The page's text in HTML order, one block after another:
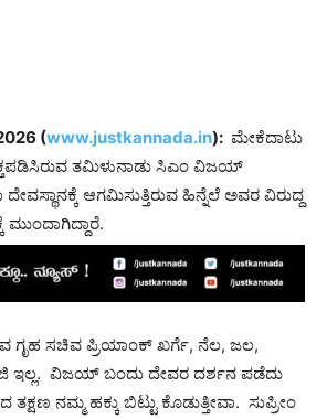
(www.justkannada.in): ಮೇಕೆದಾಟು
ತಮಿಳುನಾಡು ಸಿಎಂ ವಿಜಯ್
ಆಗಮಿಸುತ್ತಿರುವ ಹಿನ್ನೆಲೆ ಅವರ ವಿರುದ್ದ
ಮುಂದಾಗಿದ್ದಾರೆ.
ಗೃಹ ಸಚಿವ ಪ್ರಿಯಾಂಕ್ ಖರ್ಗೆ, ನೆಲ, ಜಲ,
ಇಲ್ಲ. ವಿಜಯ್ ಬಂದು ದೇವರ ದರ್ಶನ ಪಡೆದು
ನಮ್ಮ ಹಕ್ಕು ಬಿಟ್ಟು ಕೊಡುತ್ತೀವಾ. ಸುಪ್ರೀಂ